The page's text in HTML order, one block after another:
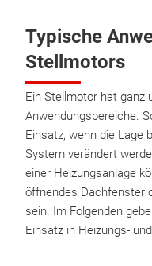
Typische
Stellmotors
Ein Stellmotor hat ganz
Anwendungsbereiche.
Einsatz, wenn die Lage
System verändert
einer Heizungsanlage
öffnendes Dachfenster
sein. Im Folgenden
Einsatz in Heizungs-